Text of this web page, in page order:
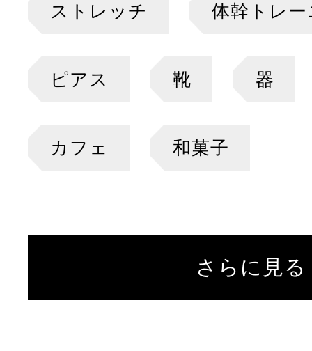
ストレッチ 体幹トレ
ピアス 靴 器
カフェ 和菓子
さらに見る